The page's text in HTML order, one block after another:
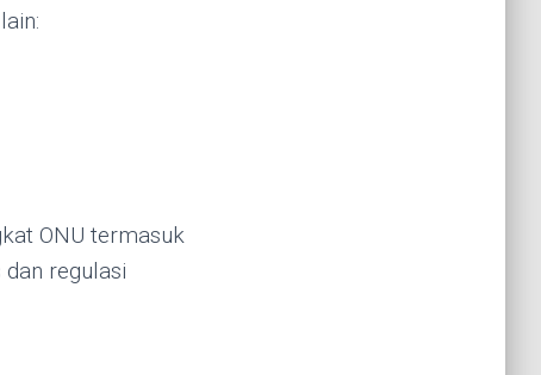
ONU termasuk
regulasi